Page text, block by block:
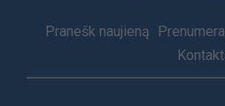
Footer
Pranešk naujieną